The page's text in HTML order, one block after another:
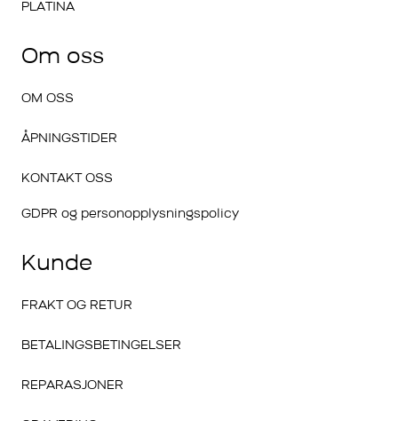
PLATINA
Om oss
OM OSS
ÅPNINGSTIDER
KONTAKT OSS
GDPR og personopplysningspolicy
Kunde
FRAKT OG RETUR
BETALINGSBETINGELSER
REPARASJONER